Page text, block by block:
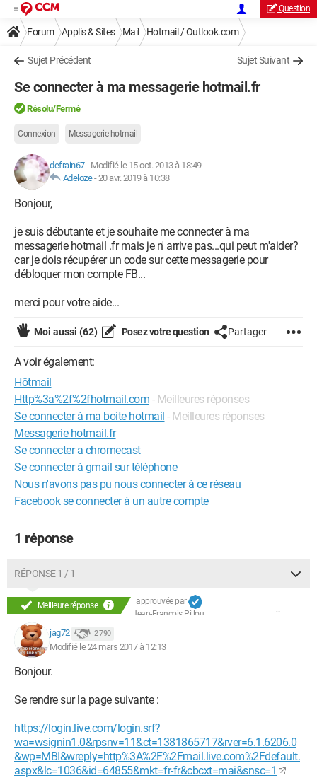
Question
Forum Applis & Sites Mail Hotmail / Outlook.com
Sujet Précédent Sujet Suivant
Se connecter à ma messagerie hotmail.fr
Résolu/Fermé
Connexion Messagerie hotmail
defrain67- Modifié le 15 oct. 2013 à 18:49
Adeloze-20 avr. 2019 à 10:38
Bonjour,
je suis débutante et je souhaite me connecter à ma
messagerie hotmail .fr mais je n' arrive pas...qui peut m'aider?
car je dois récupérer un code sur cette messagerie pour
débloquer mon compte FB...
merci pour votre aide...
Moi aussi (62) Posez votre question Partager
A voir également:
Hôtmail
Http%3a%2f%2fhotmail.com - Meilleures réponses
Se connecter à ma boite hotmail - Meilleures réponses
Messagerie hotmail.fr
Se connecter a chromecast
Se connecter à gmail sur téléphone
Nous n'avons pas pu nous connecter à ce réseau
Facebook se connecter à un autre compte
1 réponse
RÉPONSE 1 / 1
Meilleure réponse
approuvée par
Jean-François Pillou
jag72 2 790
Modifié le 24 mars 2017 à 12:13
Bonjour.
Se rendre sur la page suivante :
https://login.live.com/login.srf?
wa=wsignin1.0&rpsnv=11&ct=1381865717&rver=6.1.6206.0
&wp=MBI&wreply=http%3A%2F%2Fmail.live.com%2Fdefault.
aspx&lc=1036&id=64855&mkt=fr-fr&cbcxt=mai&snsc=1